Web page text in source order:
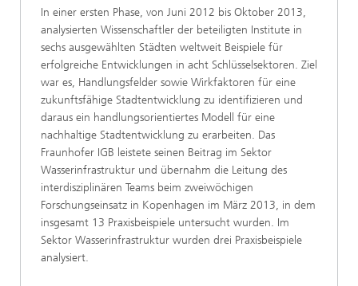
In einer ersten Phase, von Juni 2012 bis Oktober 2013,
analysierten Wissenschaftler der beteiligten Institute in
sechs ausgewählten Städten weltweit Beispiele für
erfolgreiche Entwicklungen in acht Schlüsselsektoren. Ziel
war es, Handlungsfelder sowie Wirkfaktoren für eine
zukunftsfähige Stadtentwicklung zu identifizieren und
daraus ein handlungsorientiertes Modell für eine
nachhaltige Stadtentwicklung zu erarbeiten. Das
Fraunhofer IGB leistete seinen Beitrag im Sektor
Wasserinfrastruktur und übernahm die Leitung des
interdisziplinären Teams beim zweiwöchigen
Forschungseinsatz in Kopenhagen im März 2013, in dem
insgesamt 13 Praxisbeispiele untersucht wurden. Im
Sektor Wasserinfrastruktur wurden drei Praxisbeispiele
analysiert.